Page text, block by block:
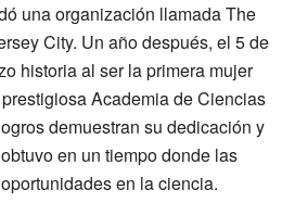
una organización llamada The
City. Un año después, el 5 de
historia al ser la primera mujer
Academia de Ciencias
demuestran su dedicación y
en un tiempo donde las
en la ciencia.